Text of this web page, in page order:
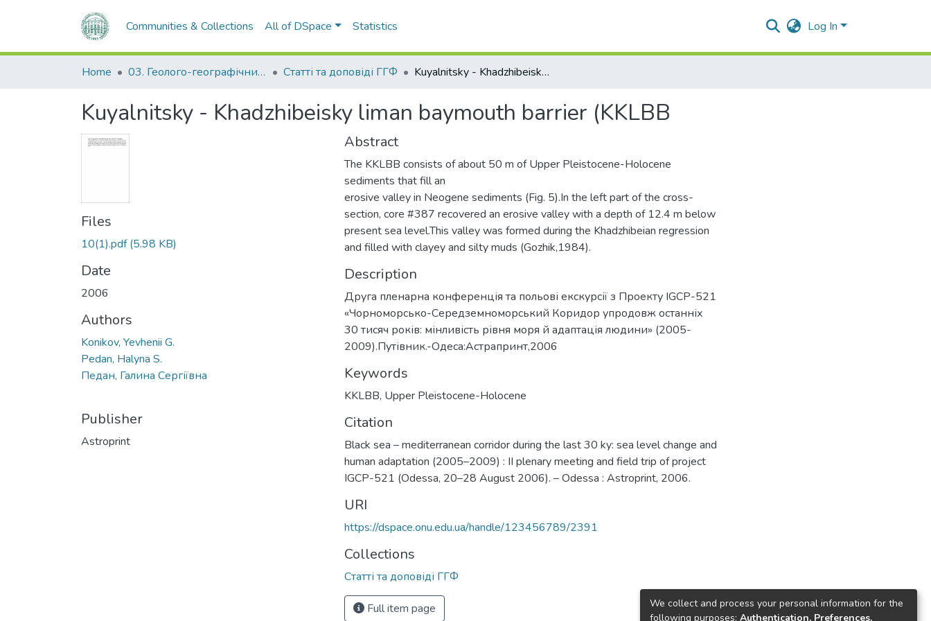
Communities & Collections All of DSpace Statistics Log In
Home 03. Геолого-географічний факультет Статті та доповіді ГГФ Kuyalnitsky - Khadzhibeisky liman baymouth barrier (KKLBB
Kuyalnitsky - Khadzhibeisky liman baymouth barrier (KKLBB
Files
10(1).pdf(5.98 KB)
Date
2006
Authors
Konikov, Yevhenii G.
Pedan, Halyna S.
Педан, Галина Сергіївна
Publisher
Astroprint
Abstract
The KKLBB consists of about 50 m of Upper Pleistocene-Holocene
sediments that fill an
erosive valley in Neogene sediments (Fig. 5).In the left part of the cross-
section, core #387 recovered an erosive valley with a depth of 12.4 m below
present sea level.This valley was formed during the Khadzhibeian regression
and filled with clayey and silty muds (Gozhik,1984).
Description
Друга пленарна конференція та польові екскурсії з Проекту IGCP-521
«Чорноморсько-Середземноморський Коридор упродовж останніх
30 тисяч років: мінливість рівня моря й адаптація людини» (2005-
2009).Путівник.-Одеса:Астрапринт,2006
Keywords
KKLBB, Upper Pleistocene-Holocene
Citation
Black sea – mediterranean corridor during the last 30 ky: sea level change and
human adaptation (2005–2009) : ІІ plenary meeting and field trip of project
IGCP-521 (Odessa, 20–28 August 2006). – Odessa : Astroprint, 2006.
URI
https://dspace.onu.edu.ua/handle/123456789/2391
Collections
Статті та доповіді ГГФ
Full item page
We collect and process your personal information for the
following purposes: Authentication, Preferences,